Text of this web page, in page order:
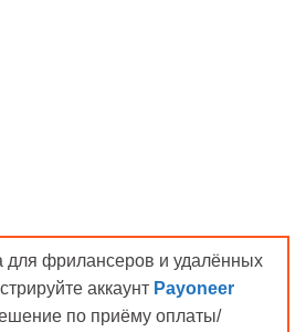
для фрилансеров и удалённых
аккаунт Payoneer
по приёму оплаты/